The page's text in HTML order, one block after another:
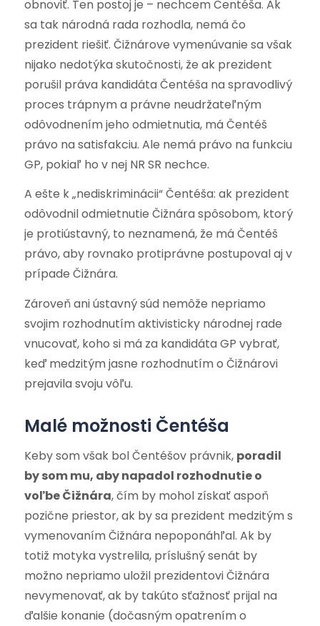
obnoviť. Ten postoj je – nechcem Čentéša. Ak
sa tak národná rada rozhodla, nemá čo
prezident riešiť. Čižnárove vymenúvanie sa však
nijako nedotýka skutočnosti, že ak prezident
porušil práva kandidáta Čentéša na spravodlivý
proces trápnym a právne neudržateľným
odôvodnením jeho odmietnutia, má Čentéš
právo na satisfakciu. Ale nemá právo na funkciu
GP, pokiaľ ho v nej NR SR nechce.
A ešte k „nediskriminácii“ Čentéša: ak prezident
odôvodnil odmietnutie Čižnára spôsobom, ktorý
je protiústavný, to neznamená, že má Čentéš
právo, aby rovnako protiprávne postupoval aj v
prípade Čižnára.
Zároveň ani ústavný súd nemôže nepriamo
svojim rozhodnutím aktivisticky národnej rade
vnucovať, koho si má za kandidáta GP vybrať,
keď medzitým jasne rozhodnutím o Čižnárovi
prejavila svoju vôľu.
Malé možnosti Čentéša
Keby som však bol Čentéšov právnik, poradil
by som mu, aby napadol rozhodnutie o
voľbe Čižnára, čím by mohol získať aspoň
pozične priestor, ak by sa prezident medzitým s
vymenovaním Čižnára nepoponáhľal. Ak by
totiž motyka vystrelila, príslušný senát by
možno nepriamo uložil prezidentovi Čižnára
nevymenovať, ak by takúto sťažnosť prijal na
ďalšie konanie (dočasným opatrením o